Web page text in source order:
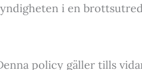
i en
policy gäller tills